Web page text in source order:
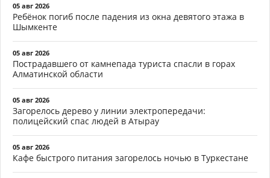
05 авг 2026
Ребёнок погиб после падения из окна девятого этажа в
Шымкенте
05 авг 2026
Пострадавшего от камнепада туриста спасли в горах
Алматинской области
05 авг 2026
Загорелось дерево у линии электропередачи:
полицейский спас людей в Атырау
05 авг 2026
Кафе быстрого питания загорелось ночью в Туркестане